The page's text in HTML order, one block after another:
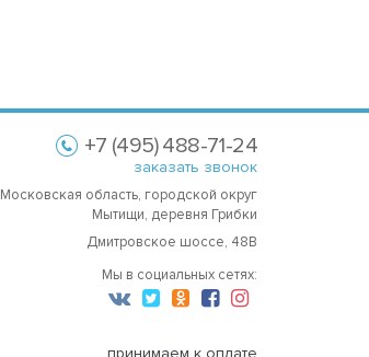
+7 (495) 488-71-24
заказать звонок
Московская область, городской округ
Мытищи, деревня Грибки
Дмитровское шоссе, 48В
Мы в социальных сетях:
принимаем к оплате